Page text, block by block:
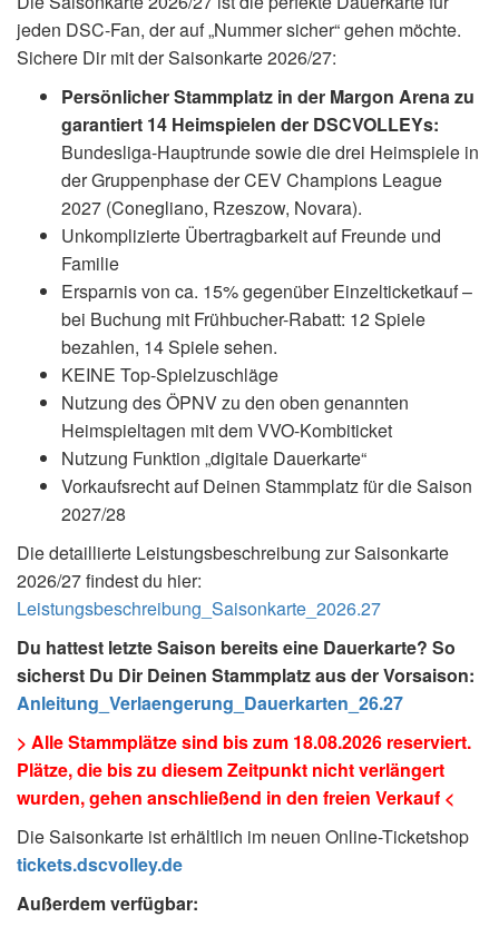
jeden DSC-Fan, der auf „Nummer sicher“ gehen möchte.
Sichere Dir mit der Saisonkarte 2026/27:
Persönlicher Stammplatz in der Margon Arena zu
garantiert 14 Heimspielen der DSCVOLLEYs:
Bundesliga-Hauptrunde sowie die drei Heimspiele in
der Gruppenphase der CEV Champions League
2027 (Conegliano, Rzeszow, Novara).
Unkomplizierte Übertragbarkeit auf Freunde und
Familie
Ersparnis von ca. 15% gegenüber Einzelticketkauf –
bei Buchung mit Frühbucher-Rabatt: 12 Spiele
bezahlen, 14 Spiele sehen.
KEINE Top-Spielzuschläge
Nutzung des ÖPNV zu den oben genannten
Heimspieltagen mit dem VVO-Kombiticket
Nutzung Funktion „digitale Dauerkarte“
Vorkaufsrecht auf Deinen Stammplatz für die Saison
2027/28
Die detaillierte Leistungsbeschreibung zur Saisonkarte
2026/27 findest du hier:
Leistungsbeschreibung_Saisonkarte_2026.27
Du hattest letzte Saison bereits eine Dauerkarte? So
sicherst Du Dir Deinen Stammplatz aus der Vorsaison:
Anleitung_Verlaengerung_Dauerkarten_26.27
> Alle Stammplätze sind bis zum 18.08.2026 reserviert.
Plätze, die bis zu diesem Zeitpunkt nicht verlängert
wurden, gehen anschließend in den freien Verkauf <
Die Saisonkarte ist erhältlich im neuen Online-Ticketshop
tickets.dscvolley.de
Außerdem verfügbar: